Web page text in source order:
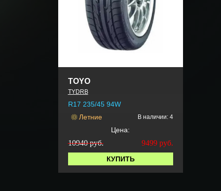
TOYO
TYDRB
R17 235/45 94W
Летние
В наличии: 4
Цена:
10940 руб. 9499 руб.
КУПИТЬ